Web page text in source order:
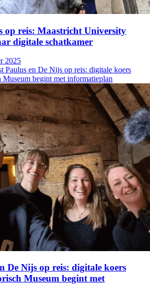
op reis: Maastricht University
digitale schatkamer
2025
Paulus en De Nijs op reis: digitale koers
begint met informatieplan
De Nijs op reis: digitale koers
Museum begint met